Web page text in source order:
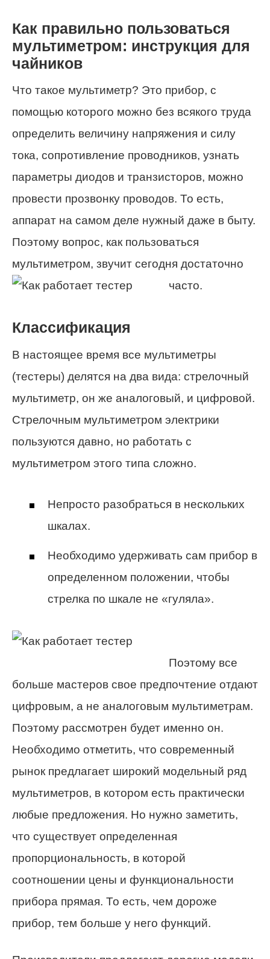
Как правильно пользоваться
мультиметром: инструкция для
чайников
Что такое мультиметр? Это прибор, с
помощью которого можно без всякого труда
определить величину напряжения и силу
тока, сопротивление проводников, узнать
параметры диодов и транзисторов, можно
провести прозвонку проводов. То есть,
аппарат на самом деле нужный даже в быту.
Поэтому вопрос, как пользоваться
мультиметром, звучит сегодня достаточно
часто.
Классификация
В настоящее время все мультиметры
(тестеры) делятся на два вида: стрелочный
мультиметр, он же аналоговый, и цифровой.
Стрелочным мультиметром электрики
пользуются давно, но работать с
мультиметром этого типа сложно.
Непросто разобраться в нескольких
шкалах.
Необходимо удерживать сам прибор в
определенном положении, чтобы
стрелка по шкале не «гуляла».
Поэтому все
больше мастеров свое предпочтение отдают
цифровым, а не аналоговым мультиметрам.
Поэтому рассмотрен будет именно он.
Необходимо отметить, что современный
рынок предлагает широкий модельный ряд
мультиметров, в котором есть практически
любые предложения. Но нужно заметить,
что существует определенная
пропорциональность, в которой
соотношении цены и функциональности
прибора прямая. То есть, чем дороже
прибор, тем больше у него функций.